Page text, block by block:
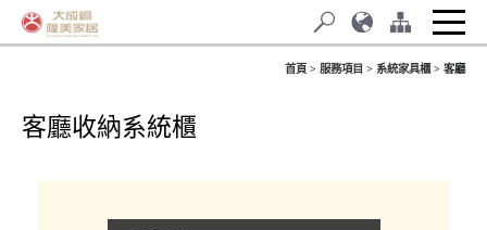
首頁 服務項目 系統家具櫃 客廳
客廳收納系統櫃